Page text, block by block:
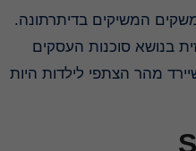
המשיקים בדיתרתונה.
בנושא סוכנות העסקים
מהר הצתפי לילדות היות